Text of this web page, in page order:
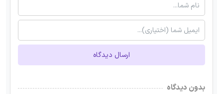
ارسال دیدگاه
بدون دیدگاه